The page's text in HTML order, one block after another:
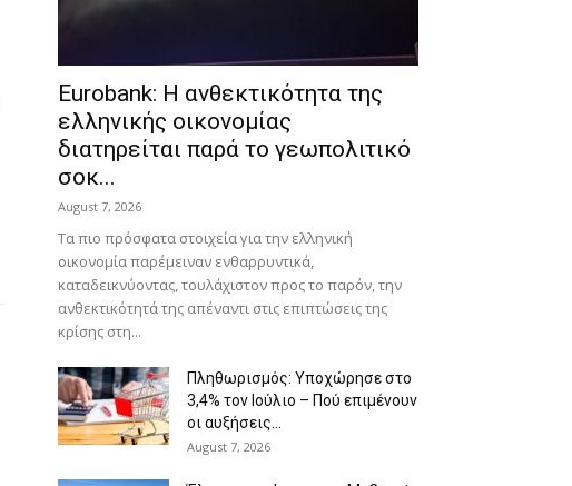
Eurobank: Η ανθεκτικότητα της
ελληνικής οικονομίας
διατηρείται παρά το γεωπολιτικό
σοκ...
August 7, 2026
Τα πιο πρόσφατα στοιχεία για την ελληνική
οικονομία παρέμειναν ενθαρρυντικά,
καταδεικνύοντας, τουλάχιστον προς το παρόν, την
ανθεκτικότητά της απέναντι στις επιπτώσεις της
κρίσης στη...
Πληθωρισμός: Υποχώρησε στο
3,4% τον Ιούλιο – Πού επιμένουν
οι αυξήσεις...
August 7, 2026